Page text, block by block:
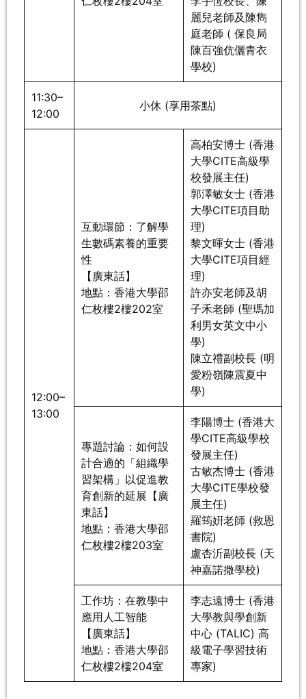
麗兒老師及陳雋
庭老師 ( 保良局
陳百強伉儷青衣
學校)
11:30–
12:00
小休 (享用茶點)
12:00–
13:00
互動環節：了解學
生數碼素養的重要
性
【廣東話】
地點：香港大學邵
仁枚樓2樓202室
高柏安博士 (香港
大學CITE高級學
校發展主任)
郭澤敏女士 (香港
大學CITE項目助
理)
黎文暉女士 (香港
大學CITE項目經
理)
許亦安老師及胡
子禾老師 (聖瑪加
利男女英文中小
學)
陳立禮副校長 (明
愛粉嶺陳震夏中
學)
專題討論：如何設
計合適的「組織學
習架構」以促進教
育創新的延展【廣
東話】
地點：香港大學邵
仁枚樓2樓203室
李陽博士 (香港大
學CITE高級學校
發展主任)
古敏杰博士 (香港
大學CITE學校發
展主任)
羅筠姸老師 (救恩
書院)
盧杏沂副校長 (天
神嘉諾撒學校)
工作坊：在教學中
應用人工智能
【廣東話】
地點：香港大學邵
仁枚樓2樓204室
李志遠博士 (香港
大學教與學創新
中心 (TALIC) 高
級電子學習技術
專家)